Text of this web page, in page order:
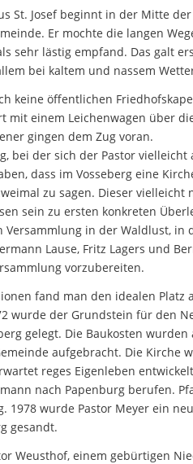
St. Josef beginnt in der Mitte
Er mochte die langen
sehr lästig empfand. Das galt
bei kaltem und nassem
keine öffentlichen
mit einem Leichenwagen über
gingen dem Zug voran.
bei der sich der Pastor vielleicht
dass im Vosseberg eine
zu sagen. Dieser vielleicht
sein zu ersten konkreten
Versammlung in der Waldlust, in
Lause, Fritz Lagers und
vorzubereiten.
fand man den idealen Platz
wurde der Grundstein für den
gelegt. Die Baukosten
aufgebracht. Die Kirche
reges Eigenleben
nach Papenburg berufen.
1978 wurde Pastor Meyer ein
gesandt.
Weusthof, einem gebürtigen